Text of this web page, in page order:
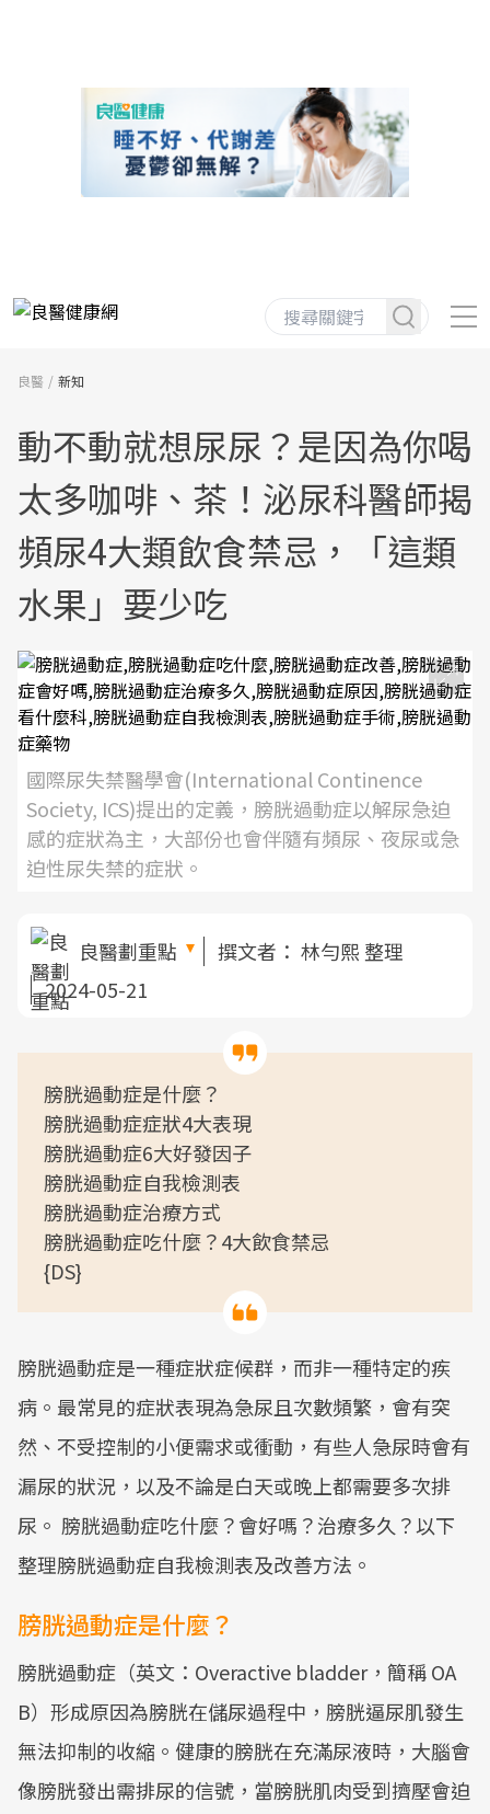
良醫 新知
動不動就想尿尿？是因為你喝
太多咖啡、茶！泌尿科醫師揭
頻尿4大類飲食禁忌，「這類
水果」要少吃
國際尿失禁醫學會(International Continence
Society, ICS)提出的定義，膀胱過動症以解尿急迫
感的症狀為主，大部份也會伴隨有頻尿、夜尿或急
迫性尿失禁的症狀。
良醫劃重點 撰文者： 林勻熙 整理
2024-05-21
膀胱過動症是什麼？
膀胱過動症症狀4大表現
膀胱過動症6大好發因子
膀胱過動症自我檢測表
膀胱過動症治療方式
膀胱過動症吃什麼？4大飲食禁忌
{DS}
膀胱過動症是一種症狀症候群，而非一種特定的疾
病。最常見的症狀表現為急尿且次數頻繁，會有突
然、不受控制的小便需求或衝動，有些人急尿時會有
漏尿的狀況，以及不論是白天或晚上都需要多次排
尿。 膀胱過動症吃什麼？會好嗎？治療多久？以下
整理膀胱過動症自我檢測表及改善方法。
膀胱過動症是什麼？
膀胱過動症（英文：Overactive bladder，簡稱 OA
B）形成原因為膀胱在儲尿過程中，膀胱逼尿肌發生
無法抑制的收縮。健康的膀胱在充滿尿液時，大腦會
像膀胱發出需排尿的信號，當膀胱肌肉受到擠壓會迫